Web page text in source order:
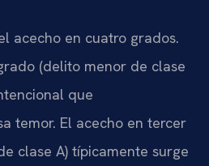
acecho en cuatro grados.
(delito menor de clase
que
temor. El acecho en tercer
clase A) típicamente surge